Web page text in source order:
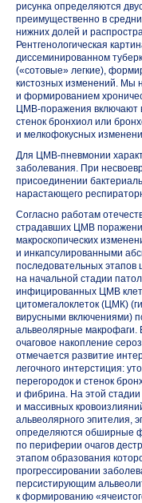
рисунка определяются
преимущественно в
нижних долей и
Рентгенологическая
диссеминированном
(«сотовые» легкие),
кистозных изменений. Мы
и формированием
ЦМВ-поражения включают
стенок бронхиол или
и мелкофокусных
Для ЦМВ-пневмонии
заболевания. При
присоединении
нарастающего
Согласно работам
страдавших ЦМВ
макроскопических
и инкапсулированными
последовательных этапов
на начальной стадии
инфицированных ЦМВ
цитомегалоклеток (ЦМК)
вирусными включениями)
альвеолярные макрофаги.
очаговое накопление
отмечается развитие
легочного интерстиция:
перегородок и стенок
и фибрина. На этой стадии
и массивных
альвеолярного эпителия,
определяются обширные
по периферии очагов
этапом образования
прогрессировании
персистирующим
к формированию